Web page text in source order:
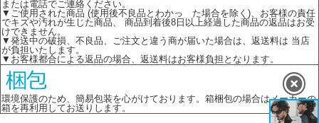
または電話でご連絡ください。
▼ご使用された商品 (使用後不良品とわかっ た場合を除く)、お客様の責任
でキズや汚れが生じた商品、 商品到着後8日以上経過した商品の返品はお受
けできません。
▼発送中の破損、不良品、ご注文と違う商が届いた場合は、返送料は 当店
が負担いたします。
▼お客様都合による返品の場合、返送料はお客様負担となります。
環境保護のため、簡易包装を心がけております。箱梱包の場合はメーカーの
箱を再利用してお送りします。